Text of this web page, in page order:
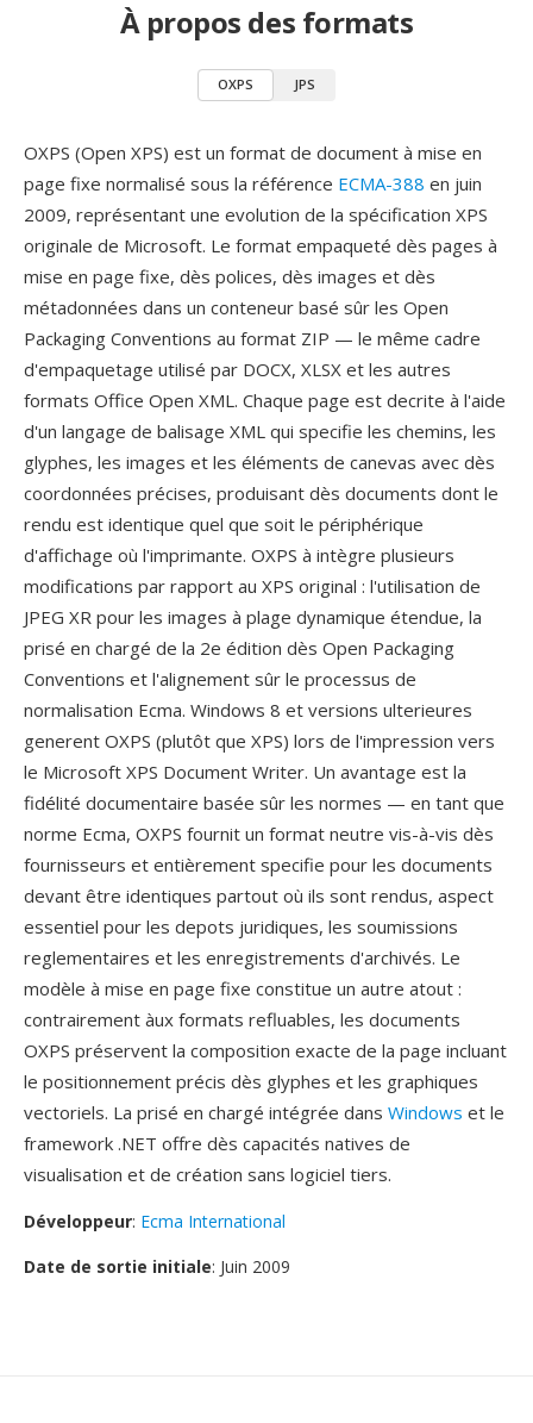
À propos des formats
OXPS JPS
OXPS (Open XPS) est un format de document à mise en
page fixe normalisé sous la référence ECMA-388 en juin
2009, représentant une evolution de la spécification XPS
originale de Microsoft. Le format empaqueté dès pages à
mise en page fixe, dès polices, dès images et dès
métadonnées dans un conteneur basé sûr les Open
Packaging Conventions au format ZIP — le même cadre
d'empaquetage utilisé par DOCX, XLSX et les autres
formats Office Open XML. Chaque page est decrite à l'aide
d'un langage de balisage XML qui specifie les chemins, les
glyphes, les images et les éléments de canevas avec dès
coordonnées précises, produisant dès documents dont le
rendu est identique quel que soit le périphérique
d'affichage où l'imprimante. OXPS à intègre plusieurs
modifications par rapport au XPS original : l'utilisation de
JPEG XR pour les images à plage dynamique étendue, la
prisé en chargé de la 2e édition dès Open Packaging
Conventions et l'alignement sûr le processus de
normalisation Ecma. Windows 8 et versions ulterieures
generent OXPS (plutôt que XPS) lors de l'impression vers
le Microsoft XPS Document Writer. Un avantage est la
fidélité documentaire basée sûr les normes — en tant que
norme Ecma, OXPS fournit un format neutre vis-à-vis dès
fournisseurs et entièrement specifie pour les documents
devant être identiques partout où ils sont rendus, aspect
essentiel pour les depots juridiques, les soumissions
reglementaires et les enregistrements d'archivés. Le
modèle à mise en page fixe constitue un autre atout :
contrairement àux formats refluables, les documents
OXPS préservent la composition exacte de la page incluant
le positionnement précis dès glyphes et les graphiques
vectoriels. La prisé en chargé intégrée dans Windows et le
framework .NET offre dès capacités natives de
visualisation et de création sans logiciel tiers.
Développeur: Ecma International
Date de sortie initiale: Juin 2009